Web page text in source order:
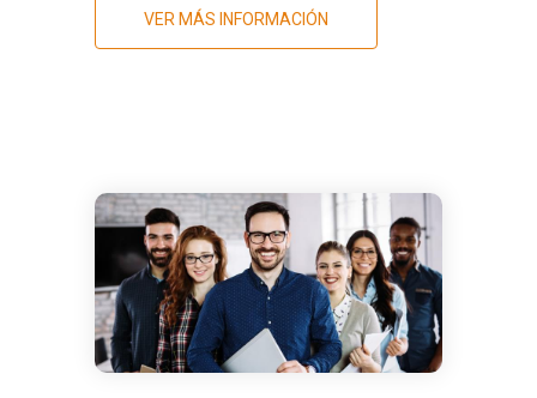
VER MÁS INFORMACIÓN